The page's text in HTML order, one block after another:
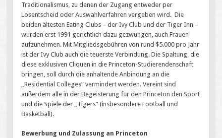
Traditionalismus, zu denen der Zugang entweder per
Losentscheid oder Auswahlverfahren vergeben wird. Die
beiden ältesten Eating Clubs – der Ivy Club und der Tiger Inn –
wurden erst 1991 gerichtlich dazu gezwungen, auch Frauen
aufzunehmen. Mit Mitgliedsgebühren von rund $5.000 pro Jahr
ist der Ivy Club auch die teuerste Verbindung. Die Spaltung, die
diese exklusiven Cliquen in die Princeton-Studierendenschaft
bringen, soll durch die anhaltende Anbindung an die
„Residential Colleges“ vermindert werden. Vereint sind
außerdem alle in der Begeisterung für den Princeton den Sport
und die Spiele der „Tigers“ (insbesondere Football und
Basketball).
Bewerbung und Zulassung an Princeton